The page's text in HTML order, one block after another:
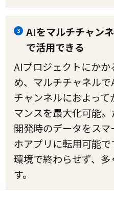
3
AIをマルチチャン
で活用できる
AIプロジェクトにか
め、マルチチャネル
チャンネルにおよっ
マンスを最大化可能
開発時のデータをス
ホアプリに転用可能
環境で終わらせず、
す。